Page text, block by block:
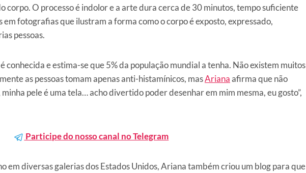
corpo. O processo é indolor e a arte dura cerca de 30 minutos, tempo suficiente
fotografias que ilustram a forma como o corpo é exposto, expressado,
pessoas.
conhecida e estima-se que 5% da população mundial a tenha. Não existem muitos
as pessoas tomam apenas anti-histamínicos, masArianaafirma que não
pele é uma tela… acho divertido poder desenhar em mim mesma, eu gosto”,
Participe do nosso canal no Telegram
em diversas galerias dos Estados Unidos, Ariana também criou um blog para que